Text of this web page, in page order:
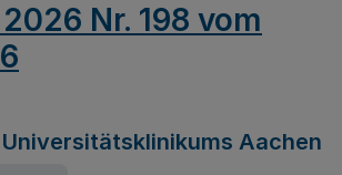
Nr. 198 vom
Aachen